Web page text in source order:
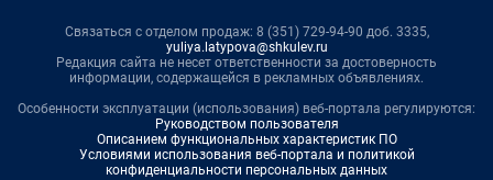
Связаться с отделом продаж: 8 (351) 729-94-90 доб. 3335,
yuliya.latypova@shkulev.ru
Редакция сайта не несет ответственности за достоверность
информации, содержащейся в рекламных объявлениях.
Особенности эксплуатации (использования) веб-портала регулируются:
Руководством пользователя
Описанием функциональных характеристик ПО
Условиями использования веб-портала и политикой
конфиденциальности персональных данных